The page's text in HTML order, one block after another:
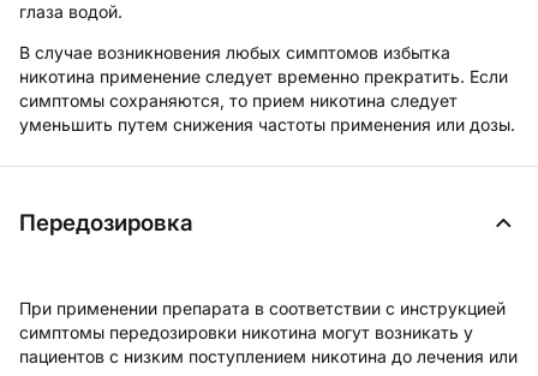
глаза водой.
В случае возникновения любых симптомов избытка
никотина применение следует временно прекратить. Если
симптомы сохраняются, то прием никотина следует
уменьшить путем снижения частоты применения или дозы.
Передозировка
При применении препарата в соответствии с инструкцией
симптомы передозировки никотина могут возникать у
пациентов с низким поступлением никотина до лечения или